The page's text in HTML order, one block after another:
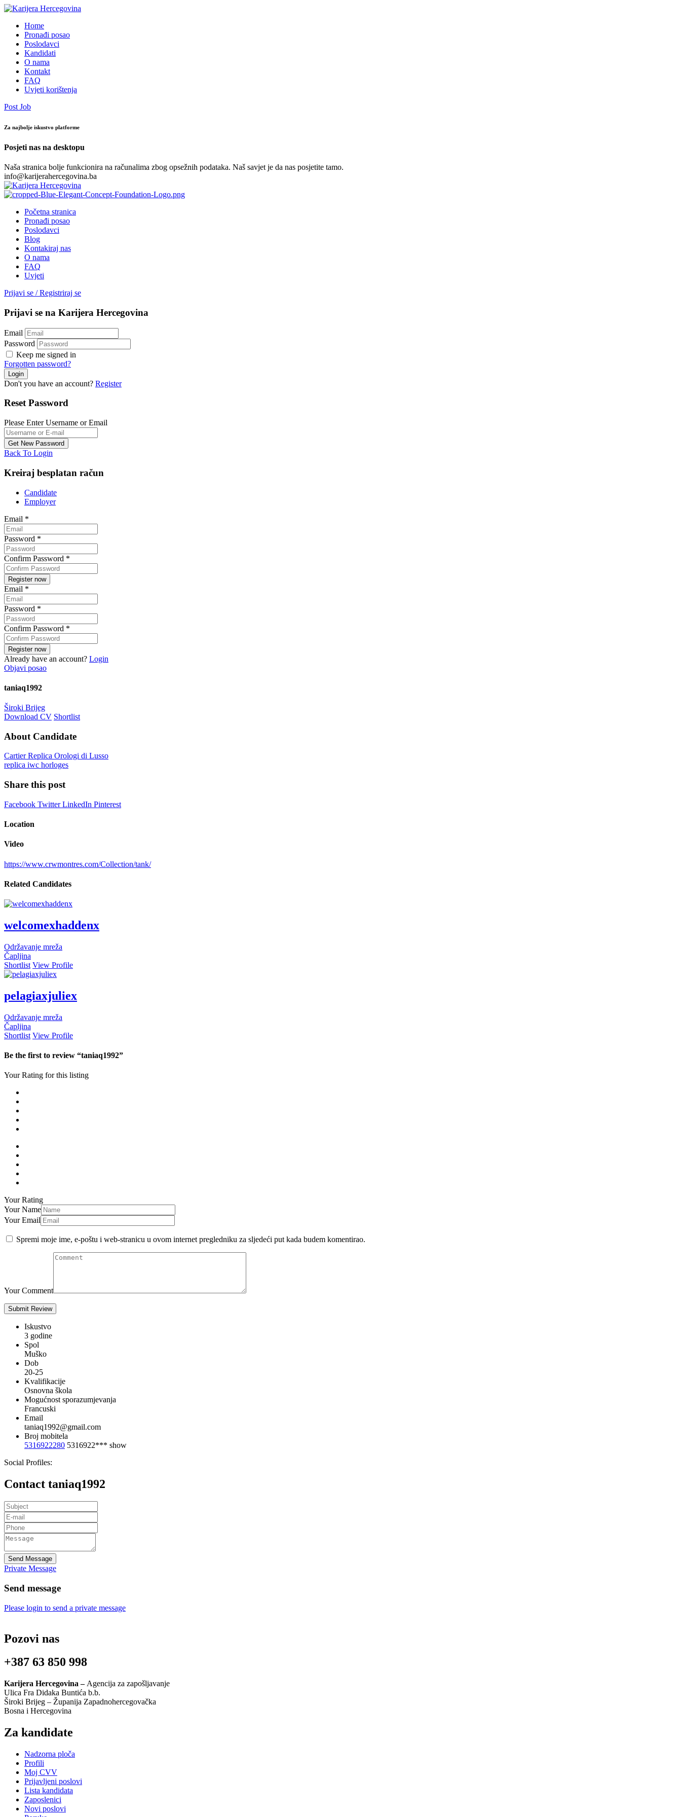
Home
Pronađi posao
Poslodavci
Kandidati
O nama
Kontakt
FAQ
Uvjeti korištenja
Post Job
Za najbolje iskustvo platforme
Posjeti nas na desktopu
Naša stranica bolje funkcionira na računalima zbog opsežnih podataka. Naš savjet je da nas posjetite tamo.
info@karijerahercegovina.ba
Početna stranica
Pronađi posao
Poslodavci
Blog
Kontakiraj nas
O nama
FAQ
Uvjeti
Prijavi se / Registriraj se
Prijavi se na Karijera Hercegovina
Email
Password
Keep me signed in
Forgotten password?
Don't you have an account? Register
Reset Password
Please Enter Username or Email
Back To Login
Kreiraj besplatan račun
Candidate
Employer
Email *
Password *
Confirm Password *
Email *
Password *
Confirm Password *
Already have an account? Login
Objavi posao
taniaq1992
Široki Brijeg
Download CV Shortlist
About Candidate
Cartier Replica Orologi di Lusso
replica iwc horloges
Share this post
Facebook TwitterLinkedIn Pinterest
Location
Video
https://www.crwmontres.com/Collection/tank/
Related Candidates
welcomexhaddenx
Održavanje mreža
Čapljina
Shortlist View Profile
pelagiaxjuliex
Održavanje mreža
Čapljina
Shortlist View Profile
Be the first to review “taniaq1992”
Your Rating for this listing
Your Rating
Your Name
Your Email
Spremi moje ime, e-poštu i web-stranicu u ovom internet pregledniku za sljedeći put kada budem komentirao.
Your Comment
Iskustvo
3 godine
Spol
Muško
Dob
20-25
Kvalifikacije
Osnovna škola
Mogućnost sporazumjevanja
Francuski
Email
taniaq1992@gmail.com
Broj mobitela
5316922280 5316922*** show
Social Profiles:
Contact taniaq1992
Send Message
Private Message
Send message
Please login to send a private message
Pozovi nas
+387 63 850 998
Karijera Hercegovina – Agencija za zapošljavanje
Ulica Fra Didaka Buntića b.b.
Široki Brijeg – Županija Zapadnohercegovačka
Bosna i Hercegovina
Za kandidate
Nadzorna ploča
Profili
Moj CVV
Prijavljeni poslovi
Lista kandidata
Zaposlenici
Novi poslovi